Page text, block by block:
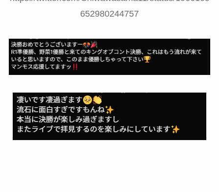
652980244757